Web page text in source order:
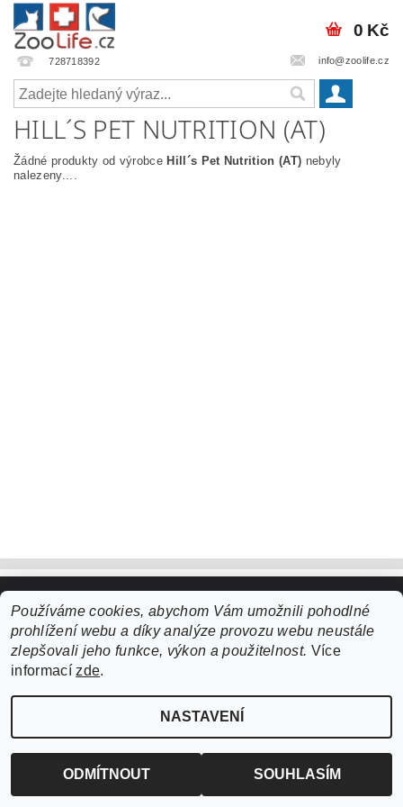
728718392 info@zoolife.cz
0 Kč
HILL´S PET NUTRITION (AT)
Žádné produkty od výrobce Hill´s Pet Nutrition (AT) nebyly
nalezeny....
2026 ©ZooLife.cz, všechna práva vyhrazenaUpravit nastavení cookies
Vytvořil Shoptet
Používáme cookies, abychom Vám umožnili pohodlné
prohlížení webu a díky analýze provozu webu neustále
zlepšovali jeho funkce, výkon a použitelnost. Více
informacízde.
NASTAVENÍ
ODMÍTNOUT SOUHLASÍM